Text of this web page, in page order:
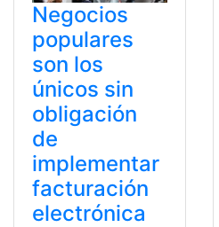
Negocios
populares
son los
únicos sin
obligación
de
implementar
facturación
electrónica